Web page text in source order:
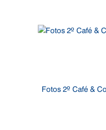
Fotos 2º Café &